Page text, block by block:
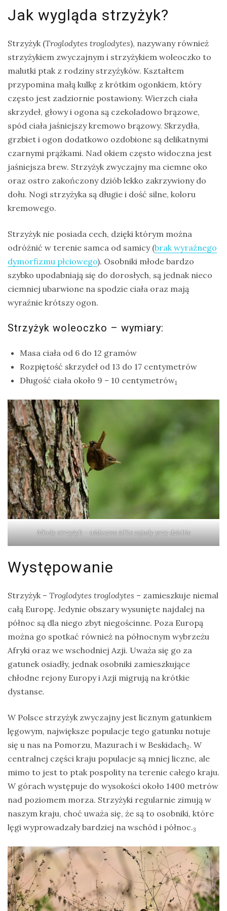
Jak wygląda strzyżyk?
Strzyżyk (Troglodytes troglodytes), nazywany również
strzyżykiem zwyczajnym i strzyżykiem woleoczko to
malutki ptak z rodziny strzyżyków. Kształtem
przypomina małą kulkę z krótkim ogonkiem, który
często jest zadziornie postawiony. Wierzch ciała
skrzydeł, głowy i ogona są czekoladowo brązowe,
spód ciała jaśniejszy kremowo brązowy. Skrzydła,
grzbiet i ogon dodatkowo ozdobione są delikatnymi
czarnymi prążkami. Nad okiem często widoczna jest
jaśniejsza brew. Strzyżyk zwyczajny ma ciemne oko
oraz ostro zakończony dziób lekko zakrzywiony do
dołu. Nogi strzyżyka są długie i dość silne, koloru
kremowego.
Strzyżyk nie posiada cech, dzięki którym można
odróżnić w terenie samca od samicy (brak wyraźnego
dymorfizmu płciowego). Osobniki młode bardzo
szybko upodabniają się do dorosłych, są jednak nieco
ciemniej ubarwione na spodzie ciała oraz mają
wyraźnie krótszy ogon.
Strzyżyk woleoczko – wymiary:
Masa ciała od 6 do 12 gramów
Rozpiętość skrzydeł od 13 do 17 centymetrów
Długość ciała około 9 – 10 centymetrów1
Młody strzyżyk – widoczne żółte zajady przy dziobie
Występowanie
Strzyżyk – Troglodytes troglodytes – zamieszkuje niemal
całą Europę. Jedynie obszary wysunięte najdalej na
północ są dla niego zbyt niegościnne. Poza Europą
można go spotkać również na północnym wybrzeżu
Afryki oraz we wschodniej Azji. Uważa się go za
gatunek osiadły, jednak osobniki zamieszkujące
chłodne rejony Europy i Azji migrują na krótkie
dystanse.
W Polsce strzyżyk zwyczajny jest licznym gatunkiem
lęgowym, największe populacje tego gatunku notuje
się u nas na Pomorzu, Mazurach i w Beskidach2. W
centralnej części kraju populacje są mniej liczne, ale
mimo to jest to ptak pospolity na terenie całego kraju.
W górach występuje do wysokości około 1400 metrów
nad poziomem morza. Strzyżyki regularnie zimują w
naszym kraju, choć uważa się, że są to osobniki, które
lęgi wyprowadzały bardziej na wschód i północ.3
Ptaki
Wyprawy
TAGI
azja
bekasowate
birdwatching
biwak
chruściele
dzięciołowate
dzierżby
turystyczna
gołębiowate